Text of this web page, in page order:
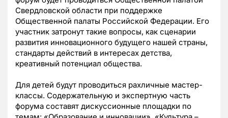
Свердловской области при поддержке
Общественной палаты Российской Федерации. Его
участник затронут такие вопросы, как сценарии
развития инновационного будущего нашей страны,
стандарты действий в интересах детства,
креативный потенциал общества.
Для детей будут проводиться рахличные мастер-
классы. Содержательную и экспертную часть
форума составят дискуссионные площадки по